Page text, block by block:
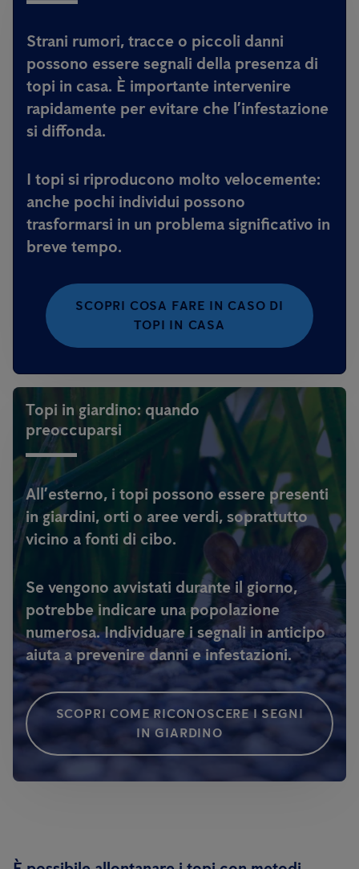
Strani rumori, tracce o piccoli danni
possono essere segnali della presenza di
topi in casa. È importante intervenire
rapidamente per evitare che l’infestazione
si diffonda.
I topi si riproducono molto velocemente:
anche pochi individui possono
trasformarsi in un problema significativo in
breve tempo.
SCOPRI COSA FARE IN CASO DI
TOPI IN CASA
Topi in giardino: quando
preoccuparsi
All’esterno, i topi possono essere presenti
in giardini, orti o aree verdi, soprattutto
vicino a fonti di cibo.
Se vengono avvistati durante il giorno,
potrebbe indicare una popolazione
numerosa. Individuare i segnali in anticipo
aiuta a prevenire danni e infestazioni.
SCOPRI COME RICONOSCERE I SEGNI
IN GIARDINO